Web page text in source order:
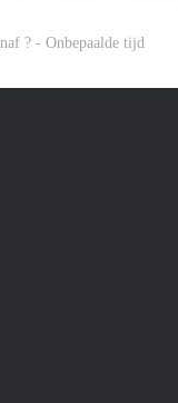
? - Onbepaalde tijd